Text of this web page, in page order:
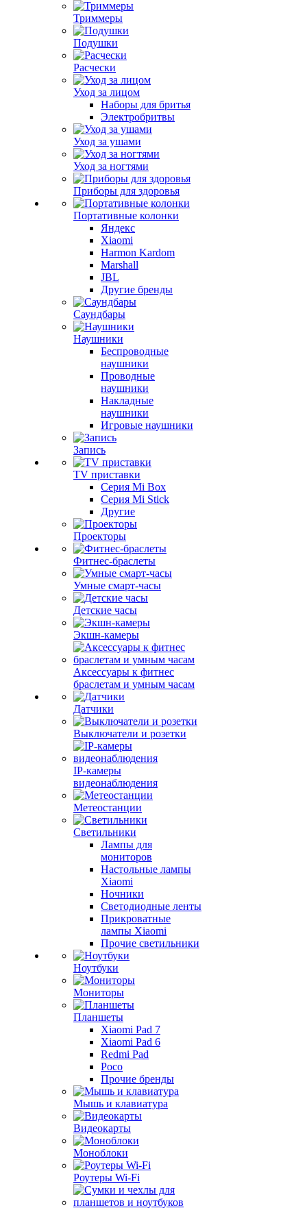
Триммеры
Подушки
Расчески
Уход за лицом
Наборы для бритья
Электробритвы
Уход за ушами
Уход за ногтями
Приборы для здоровья
Портативные колонки
Яндекс
Xiaomi
Harmon Kardom
Marshall
JBL
Другие бренды
Саундбары
Наушники
Беспроводные
наушники
Проводные
наушники
Накладные
наушники
Игровые наушники
Запись
TV приставки
Серия Mi Box
Серия Mi Stick
Другие
Проекторы
Фитнес-браслеты
Умные смарт-часы
Детские часы
Экшн-камеры
Аксессуары к фитнес
браслетам и умным часам
Датчики
Выключатели и розетки
IP-камеры
видеонаблюдения
Метеостанции
Светильники
Лампы для
мониторов
Настольные лампы
Xiaomi
Ночники
Светодиодные ленты
Прикроватные
лампы Xiaomi
Прочие светильники
Ноутбуки
Мониторы
Планшеты
Xiaomi Pad 7
Xiaomi Pad 6
Redmi Pad
Poco
Прочие бренды
Мышь и клавиатура
Видеокарты
Моноблоки
Роутеры Wi-Fi